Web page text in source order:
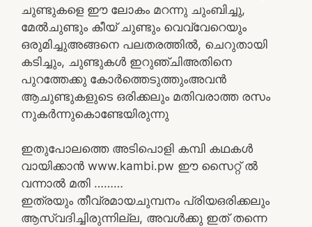
ചുണ്ടുകളെ ഈ ലോകം മറന്നു ചുംബിച്ചു,
മേൽചുണ്ടും കീയ് ചുണ്ടും വെവ്വേറെയും
ഒരുമിച്ചുഅങ്ങനെ പലതരത്തിൽ, ചെറുതായി
കടിച്ചും, ചുണ്ടുകൾ ഇറുഞ്ചിഅതിനെ
പുറത്തേക്കു കോർത്തെടുത്തുംഅവൻ
ആചുണ്ടുകളുടെ ഒരിക്കലും മതിവരാത്ത രസം
നുകർന്നുകൊണ്ടേയിരുന്നു
ഇതുപോലത്തെ അടിപൊളി കമ്പി കഥകൾ
വായിക്കാൻ www.kambi.pw ഈ സൈറ്റ് ൽ
വന്നാൽ മതി ………
ഇത്രയും തീവ്രമായചുമ്പനം പ്രിയഒരിക്കലും
ആസ്വദിച്ചിരുന്നില്ല, അവൾക്കു ഇത് തന്നെ